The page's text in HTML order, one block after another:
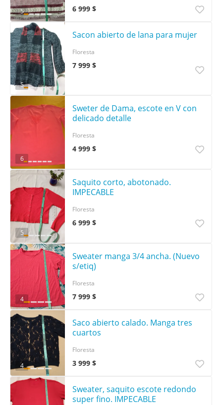
5 6 999 $
5
Sacon abierto de lana para mujer
7 999 $
Floresta
6
Sweter de Dama, escote en V con
delicado detalle
4 999 $
Floresta
5
Saquito corto, abotonado.
IMPECABLE
6 999 $
Floresta
4
Sweater manga 3/4 ancha. (Nuevo
s/etiq)
7 999 $
Floresta
4
Saco abierto calado. Manga tres
cuartos
3 999 $
Floresta
Sweater, saquito escote redondo
super fino. IMPECABLE